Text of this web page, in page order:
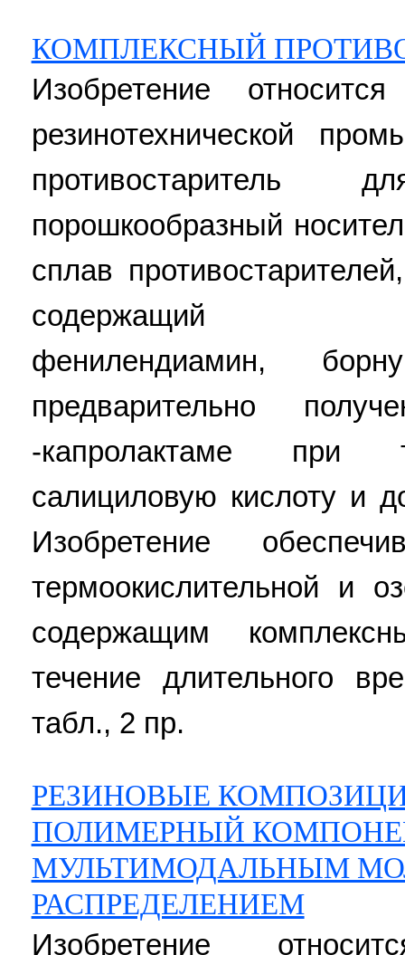
КОМПЛЕКСНЫЙ
Изобретение
резинотехнической
порошкообразный
сплав
содержащий N-
фенилендиамин,
предварительно
-капролактаме при
салициловую кислоту и
Изобретение
термоокислительной и
содержащим
течение длительного
табл., 2 пр.
РЕЗИНОВЫЕ
ПОЛИМЕРНЫЙ
МУЛЬТИМОДАЛЬНЫМ
РАСПРЕДЕЛЕНИЕМ
Изобретение